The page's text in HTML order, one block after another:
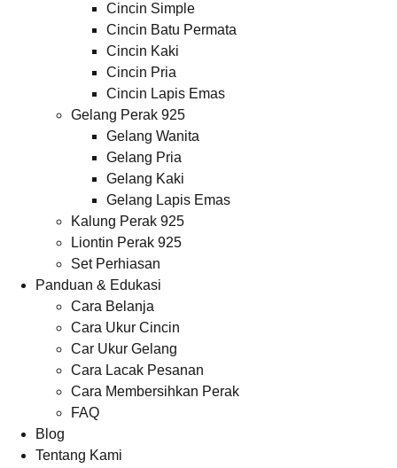
Cincin Simple
Cincin Batu Permata
Cincin Kaki
Cincin Pria
Cincin Lapis Emas
Gelang Perak 925
Gelang Wanita
Gelang Pria
Gelang Kaki
Gelang Lapis Emas
Kalung Perak 925
Liontin Perak 925
Set Perhiasan
Panduan & Edukasi
Cara Belanja
Cara Ukur Cincin
Car Ukur Gelang
Cara Lacak Pesanan
Cara Membersihkan Perak
FAQ
Blog
Tentang Kami